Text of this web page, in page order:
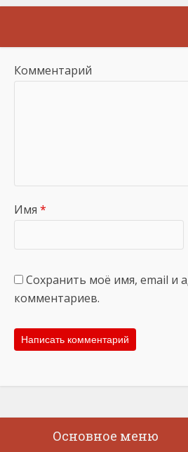
Комментарий
Имя *
Сохранить моё имя, email и
комментариев.
Основное меню